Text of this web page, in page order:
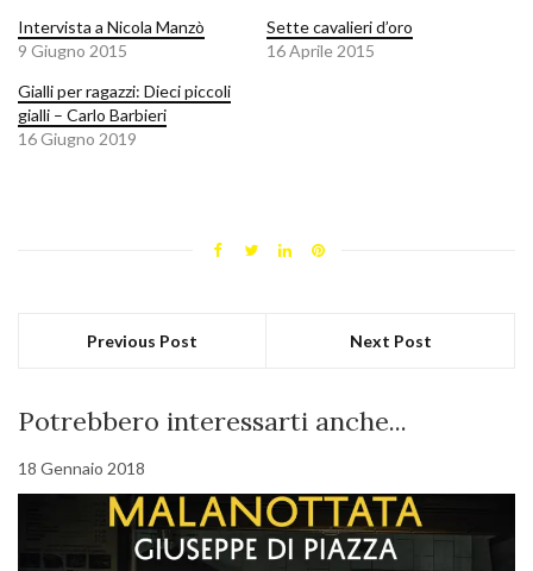
Intervista a Nicola Manzò
9 Giugno 2015
Sette cavalieri d’oro
16 Aprile 2015
Gialli per ragazzi: Dieci piccoli
gialli – Carlo Barbieri
16 Giugno 2019
Previous Post Next Post
Potrebbero interessarti anche...
18 Gennaio 2018